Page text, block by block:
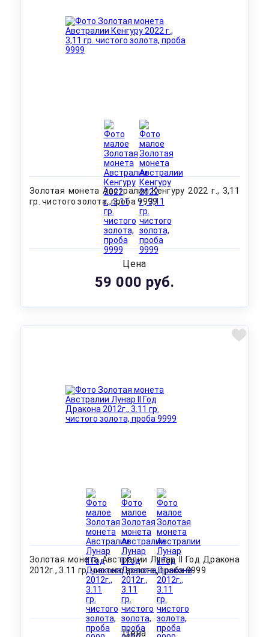
Золотая монета Австралии Кенгуру 2022 г., 3,11
гр. чистого золота, проба 9999
Цена
59 000 руб.
Золотая монета Австралии Лунар II Год Дракона
2012г., 3.11 гр. чистого золота, проба 9999
Цена